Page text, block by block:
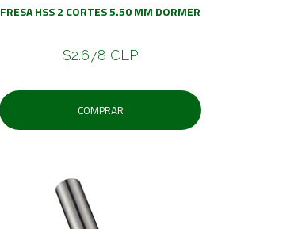
FRESA HSS 2 CORTES 5.50 MM DORMER
$2.678 CLP
COMPRAR